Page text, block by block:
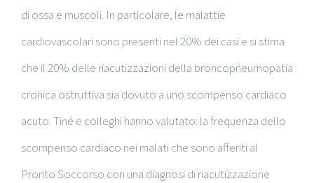
di ossa e muscoli. In particolare, le malattie
cardiovascolari sono presenti nel 20% dei casi e si stima
che il 20% delle riacutizzazioni della broncopneumopatia
cronica ostruttiva sia dovuto a uno scompenso cardiaco
acuto. Tiné e colleghi hanno valutato: la frequenza dello
scompenso cardiaco nei malati che sono afferiti al
Pronto Soccorso con una diagnosi di riacutizzazione